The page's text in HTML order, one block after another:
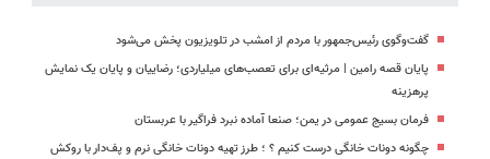
گفت‌وگوی رئیس‌جمهور با مردم از امشب در تلویزیون پخش می‌شود
پایان قصه رامین | مرثیه‌ای برای تعصب‌های میلیاردی؛ رضاییان و پایان یک نمایش
پرهزینه
فرمان بسیج عمومی در یمن؛ صنعا آماده نبرد فراگیر با عربستان
چگونه دونات خانگی درست کنیم ؟ ؛ طرز تهیه دونات خانگی نرم و پف‌دار با روکش